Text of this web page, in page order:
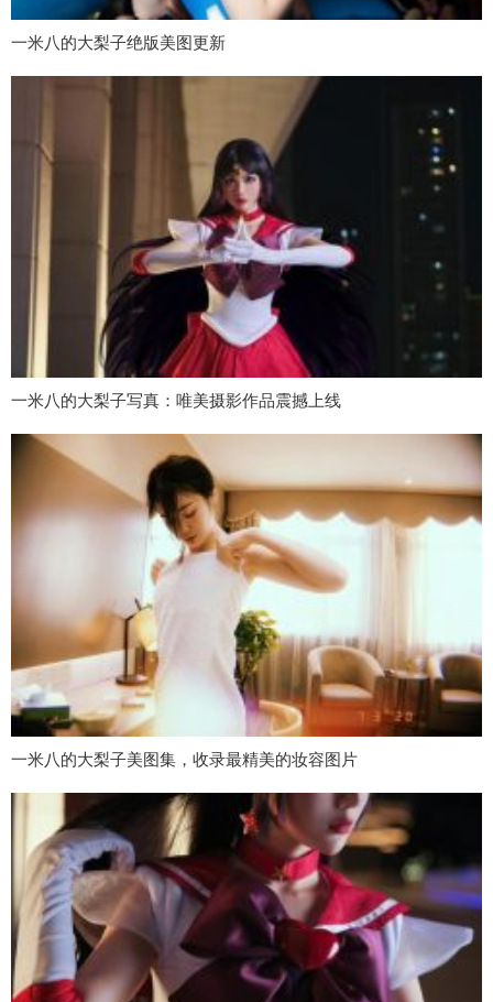
一米八的大梨子绝版美图更新
一米八的大梨子写真：唯美摄影作品震撼上线
一米八的大梨子美图集，收录最精美的妆容图片